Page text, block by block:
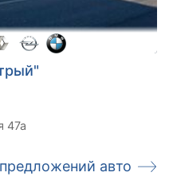
– основа нашого
мірило якості.
47а
авто